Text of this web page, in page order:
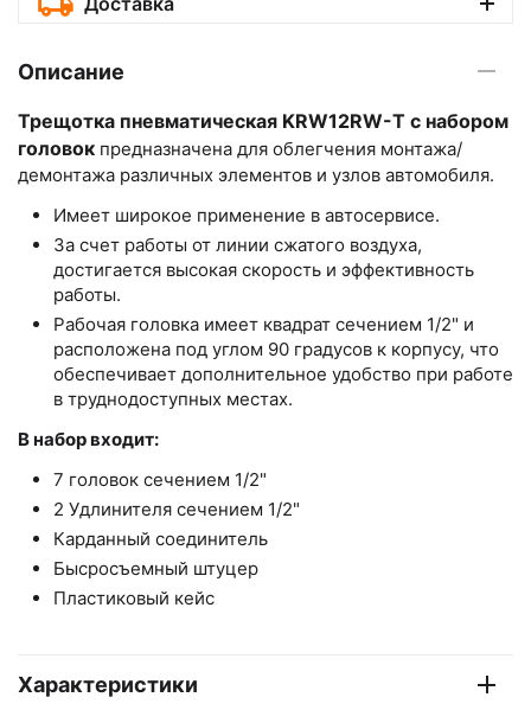
Описание
Трещотка пневматическая KRW12RW-T с набором
головок предназначена для облегчения монтажа/
демонтажа различных элементов и узлов автомобиля.
Имеет широкое применение в автосервисе.
За счет работы от линии сжатого воздуха,
достигается высокая скорость и эффективность
работы.
Рабочая головка имеет квадрат сечением 1/2" и
расположена под углом 90 градусов к корпусу, что
обеспечивает дополнительное удобство при работе
в труднодоступных местах.
В набор входит:
7 головок сечением 1/2"
2 Удлинителя сечением 1/2"
Карданный соединитель
Бысросъемный штуцер
Пластиковый кейс
Характеристики